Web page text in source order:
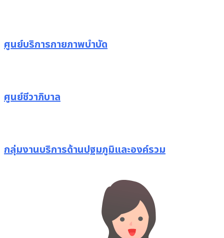
ศูนย์บริการกายภาพบำบัด
ศูนย์ชีวาภิบาล
กลุ่มงานบริการด้านปฐมภูมิและองค์รวม